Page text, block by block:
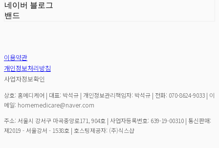
네이버 블로그
밴드
이용약관
개인정보처리방침
사업자정보확인
상호: 홈메디케어 | 대표: 박석규 | 개인정보관리책임자: 박석규 | 전화: 070-8624-9033 | 이
메일: homemedicare@naver.com
주소: 서울시 강서구 마곡중앙로171, 904호 | 사업자등록번호: 639-19-00310 | 통신판매:
제2019 - 서울강서 - 1538호 | 호스팅제공자: (주)식스샵